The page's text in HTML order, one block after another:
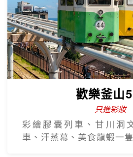
歡樂釜山
只進彩妝
彩繪膠囊列車、甘川洞
車、汗蒸幕、美食龍蝦一